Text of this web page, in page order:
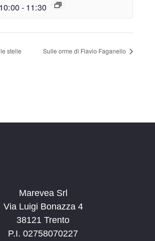
- 11:30
stelle Sulle orme di Flavio Faganello
Marevea Srl
Via Luigi Bonazza 4
38121 Trento
P.I. 02758070227